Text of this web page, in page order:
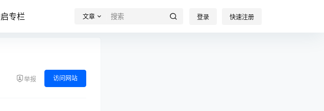
专栏 文章 登录 快速注册
举报 访问网站